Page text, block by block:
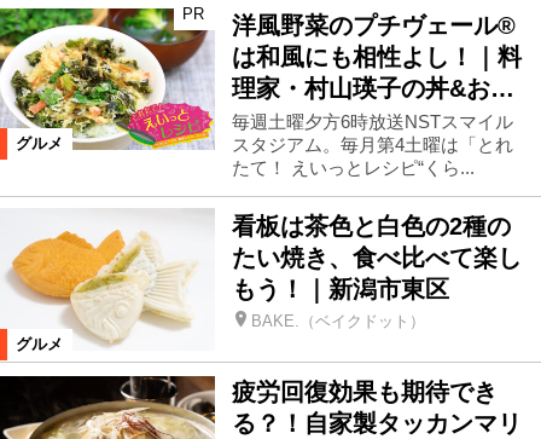
グルメ
PR
洋風野菜のプチヴェール®
は和風にも相性よし！｜料
理家・村山瑛子の丼&お…
毎週土曜夕方6時放送NSTスマイル
スタジアム。毎月第4土曜は「とれ
たて！ えいっとレシピ“くら...
グルメ
看板は茶色と白色の2種の
たい焼き、食べ比べて楽し
もう！｜新潟市東区
BAKE.（ベイクドット）
疲労回復効果も期待でき
る？！自家製タッカンマリ